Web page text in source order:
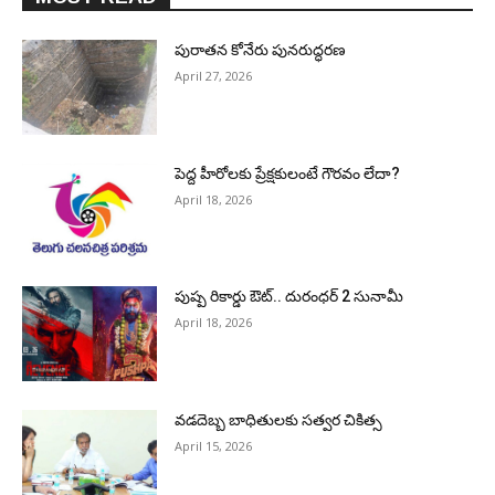
పురాత‌న కోనేరు పున‌రుద్ధ‌ర‌ణ
April 27, 2026
పెద్ద హీరోల‌కు ప్రేక్ష‌కులంటే గౌర‌వం లేదా?
April 18, 2026
పుష్ప రికార్డు ఔట్‌.. దురంధ‌ర్ 2 సునామీ
April 18, 2026
వడదెబ్బ బాధితులకు సత్వర చికిత్స
April 15, 2026